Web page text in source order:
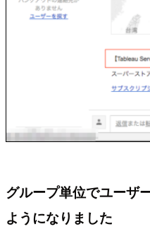
グループ単位でユーザ
ようになりました